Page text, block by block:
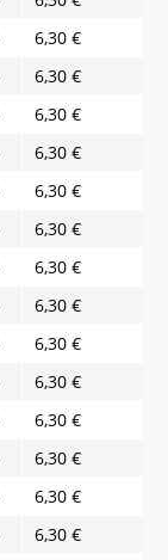
6,30 €
6,30 €
6,30 €
6,30 €
6,30 €
6,30 €
6,30 €
6,30 €
6,30 €
6,30 €
6,30 €
6,30 €
6,30 €
6,30 €